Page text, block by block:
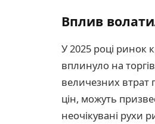
Вплив
У 2025 році ринок
вплинуло на
величезних втрат
цін, можуть
неочікувані рухи